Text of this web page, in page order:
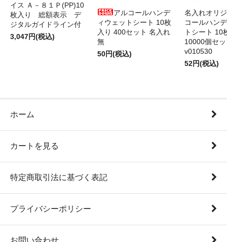
イス Ａ－８１Ｐ(PP)10
枚入り 総額表示 デ
ジタルガイドライン付
3,047円(税込)
アルコールハンデ
ィウェットシート 10枚
入り 400セット 名入れ
無
50円(税込)
名入れオリ
コールハン
トシート 10
10000個セ
v010530
52円(税込)
ホーム
カートを見る
特定商取引法に基づく表記
プライバシーポリシー
お問い合わせ